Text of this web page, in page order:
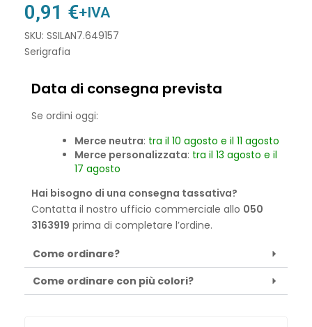
0,91 €+IVA
SKU: SSILAN7.649157
Serigrafia
Data di consegna prevista
Se ordini oggi:
Merce neutra: tra il 10 agosto e il 11 agosto
Merce personalizzata: tra il 13 agosto e il
17 agosto
Hai bisogno di una consegna tassativa?
Contatta il nostro ufficio commerciale allo 050
3163919 prima di completare l’ordine.
Come ordinare?
Come ordinare con più colori?